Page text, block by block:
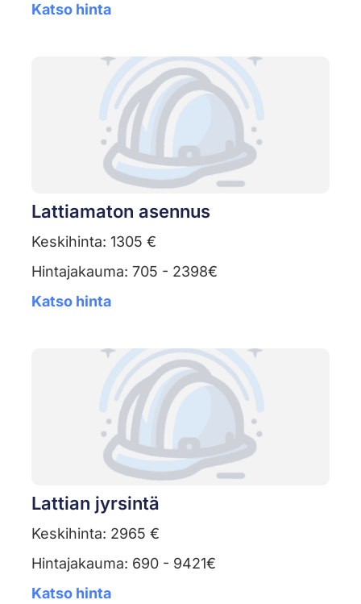
Katso hinta
Lattiamaton asennus
Keskihinta: 1305 €
Hintajakauma: 705 - 2398€
Katso hinta
Lattian jyrsintä
Keskihinta: 2965 €
Hintajakauma: 690 - 9421€
Katso hinta